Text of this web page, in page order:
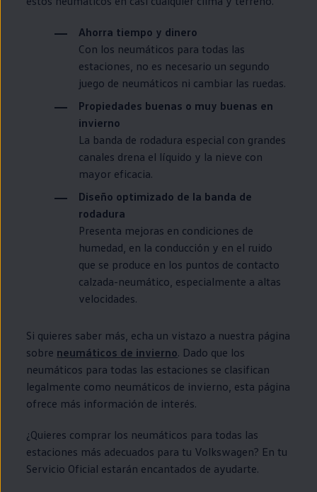
Ahorra tiempo y dinero
Con los neumáticos para todas las
estaciones, no es necesario un segundo
juego de neumáticos ni cambiar las ruedas.
Propiedades buenas o muy buenas en
invierno
La banda de rodadura especial con grandes
canales drena el líquido y la nieve con
mayor eficacia.
Diseño optimizado de la banda de
rodadura
Presenta mejoras en condiciones de
humedad, en la conducción y en el ruido
que se produce en los puntos de contacto
calzada-neumático, especialmente a altas
velocidades.
Si quieres saber más, echa un vistazo a nuestra página
sobre neumáticos de invierno. Dado que los
neumáticos para todas las estaciones se clasifican
legalmente como neumáticos de invierno, esta página
ofrece más información de interés.
¿Quieres comprar los neumáticos para todas las
estaciones más adecuados para tu Volkswagen? En tu
Servicio Oficial estarán encantados de ayudarte.